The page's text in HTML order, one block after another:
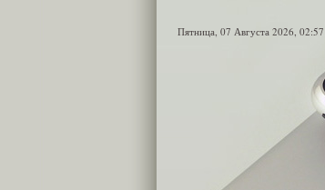
Пятница, 07 Августа 2026, 02:57